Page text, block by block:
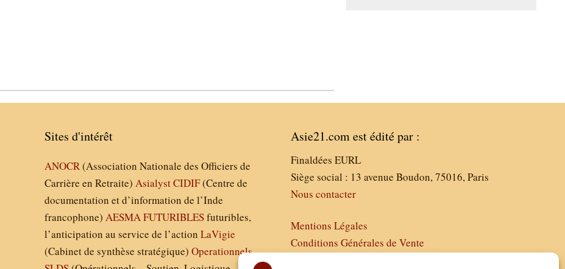
Sites d'intérêt
ANOCR(Association Nationale des Officiers de
Carrière en Retraite)AsialystCIDIF(Centre de
documentation et d’information de l’Inde
francophone)AESMAFUTURIBLESfuturibles,
l’anticipation au service de l’actionLaVigie
(Cabinet de synthèse stratégique)Operationnels
Asie21.com est édité par :
Finaldées EURL
Siège social : 13 avenue Boudon, 75016, Paris
Nous contacter
Mentions Légales
Conditions Générales de Vente